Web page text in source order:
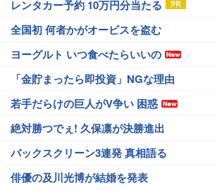
レンタカー予約 10万円分当たる
全国初 何者かがオービスを盗む
ヨーグルト いつ食べたらいいの
「金貯まったら即投資」NGな理由
若手だらけの巨人がV争い 困惑
絶対勝つでぇ! 久保凛が決勝進出
バックスクリーン3連発 真相語る
俳優の及川光博が結婚を発表